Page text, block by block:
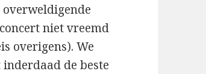
overweldigende
niet vreemd
overigens). We
de beste